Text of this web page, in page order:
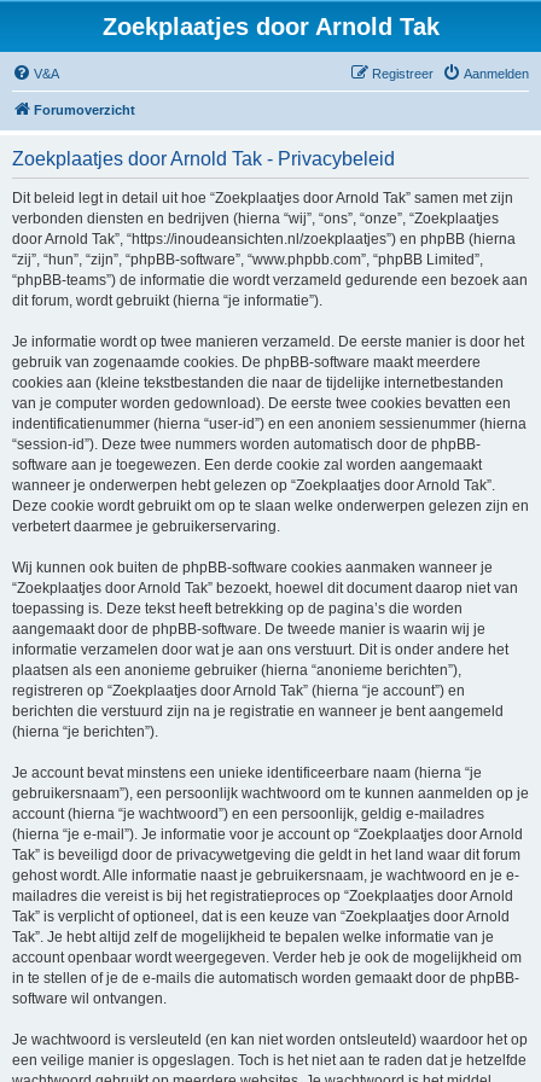
Zoekplaatjes door Arnold Tak
V&A Aanmelden
Registreer
Forumoverzicht
Zoekplaatjes door Arnold Tak - Privacybeleid
Dit beleid legt in detail uit hoe “Zoekplaatjes door Arnold Tak” samen met zijn
verbonden diensten en bedrijven (hierna “wij”, “ons”, “onze”, “Zoekplaatjes
door Arnold Tak”, “https://inoudeansichten.nl/zoekplaatjes”) en phpBB (hierna
“zij”, “hun”, “zijn”, “phpBB-software”, “www.phpbb.com”, “phpBB Limited”,
“phpBB-teams”) de informatie die wordt verzameld gedurende een bezoek aan
dit forum, wordt gebruikt (hierna “je informatie”).
Je informatie wordt op twee manieren verzameld. De eerste manier is door het
gebruik van zogenaamde cookies. De phpBB-software maakt meerdere
cookies aan (kleine tekstbestanden die naar de tijdelijke internetbestanden
van je computer worden gedownload). De eerste twee cookies bevatten een
indentificatienummer (hierna “user-id”) en een anoniem sessienummer (hierna
“session-id”). Deze twee nummers worden automatisch door de phpBB-
software aan je toegewezen. Een derde cookie zal worden aangemaakt
wanneer je onderwerpen hebt gelezen op “Zoekplaatjes door Arnold Tak”.
Deze cookie wordt gebruikt om op te slaan welke onderwerpen gelezen zijn en
verbetert daarmee je gebruikerservaring.
Wij kunnen ook buiten de phpBB-software cookies aanmaken wanneer je
“Zoekplaatjes door Arnold Tak” bezoekt, hoewel dit document daarop niet van
toepassing is. Deze tekst heeft betrekking op de pagina’s die worden
aangemaakt door de phpBB-software. De tweede manier is waarin wij je
informatie verzamelen door wat je aan ons verstuurt. Dit is onder andere het
plaatsen als een anonieme gebruiker (hierna “anonieme berichten”),
registreren op “Zoekplaatjes door Arnold Tak” (hierna “je account”) en
berichten die verstuurd zijn na je registratie en wanneer je bent aangemeld
(hierna “je berichten”).
Je account bevat minstens een unieke identificeerbare naam (hierna “je
gebruikersnaam”), een persoonlijk wachtwoord om te kunnen aanmelden op je
account (hierna “je wachtwoord”) en een persoonlijk, geldig e-mailadres
(hierna “je e-mail”). Je informatie voor je account op “Zoekplaatjes door Arnold
Tak” is beveiligd door de privacywetgeving die geldt in het land waar dit forum
gehost wordt. Alle informatie naast je gebruikersnaam, je wachtwoord en je e-
mailadres die vereist is bij het registratieproces op “Zoekplaatjes door Arnold
Tak” is verplicht of optioneel, dat is een keuze van “Zoekplaatjes door Arnold
Tak”. Je hebt altijd zelf de mogelijkheid te bepalen welke informatie van je
account openbaar wordt weergegeven. Verder heb je ook de mogelijkheid om
in te stellen of je de e-mails die automatisch worden gemaakt door de phpBB-
software wil ontvangen.
Je wachtwoord is versleuteld (en kan niet worden ontsleuteld) waardoor het op
een veilige manier is opgeslagen. Toch is het niet aan te raden dat je hetzelfde